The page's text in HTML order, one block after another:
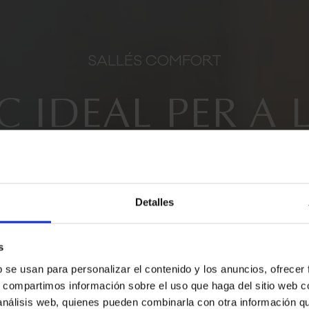
Detalles
usan para personalizar el contenido y los anuncios,
información sobre el uso que haga del sitio web
web, quienes pueden combinarla con otra información
LA TEVA
SALLÉS COMFORT
IDEAL PER A